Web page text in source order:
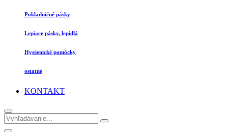
Pokladničné pásky
Lepiace pásky, lepidlá
Hygienické pomôcky
ostatné
KONTAKT